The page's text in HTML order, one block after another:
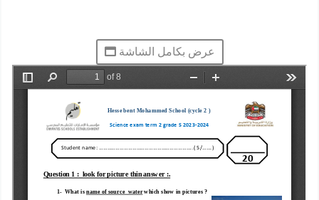
عرض بكامل الشاشة